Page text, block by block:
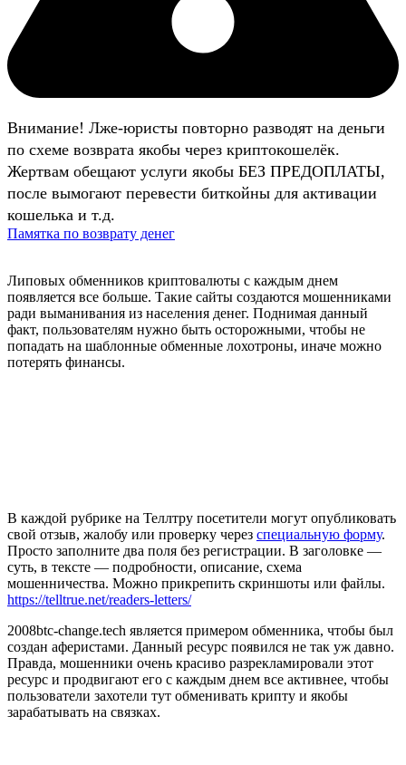
Внимание! Лже-юристы повторно разводят на деньги
по схеме возврата якобы через криптокошелёк.
Жертвам обещают услуги якобы БЕЗ ПРЕДОПЛАТЫ,
после вымогают перевести биткойны для активации
кошелька и т.д.
Памятка по возврату денег
Липовых обменников криптовалюты с каждым днем
появляется все больше. Такие сайты создаются мошенниками
ради выманивания из населения денег. Поднимая данный
факт, пользователям нужно быть осторожными, чтобы не
попадать на шаблонные обменные лохотроны, иначе можно
потерять финансы.
В каждой рубрике на Теллтру посетители могут опубликовать
свой отзыв, жалобу или проверку через специальную форму.
Просто заполните два поля без регистрации. В заголовке —
суть, в тексте — подробности, описание, схема
мошенничества. Можно прикрепить скриншоты или файлы.
https://telltrue.net/readers-letters/
2008btc-change.tech является примером обменника, чтобы был
создан аферистами. Данный ресурс появился не так уж давно.
Правда, мошенники очень красиво разрекламировали этот
ресурс и продвигают его с каждым днем все активнее, чтобы
пользователи захотели тут обменивать крипту и якобы
зарабатывать на связках.